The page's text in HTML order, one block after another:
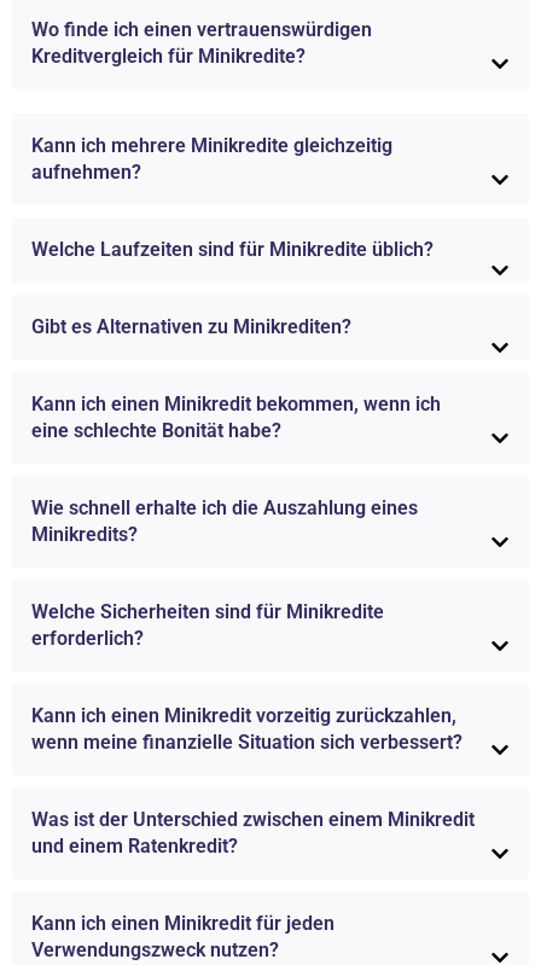
Wo finde ich einen vertrauenswürdigen
Kreditvergleich für Minikredite?
Kann ich mehrere Minikredite gleichzeitig
aufnehmen?
Welche Laufzeiten sind für Minikredite üblich?
Gibt es Alternativen zu Minikrediten?
Kann ich einen Minikredit bekommen, wenn ich
eine schlechte Bonität habe?
Wie schnell erhalte ich die Auszahlung eines
Minikredits?
Welche Sicherheiten sind für Minikredite
erforderlich?
Kann ich einen Minikredit vorzeitig zurückzahlen,
wenn meine finanzielle Situation sich verbessert?
Was ist der Unterschied zwischen einem Minikredit
und einem Ratenkredit?
Kann ich einen Minikredit für jeden
Verwendungszweck nutzen?